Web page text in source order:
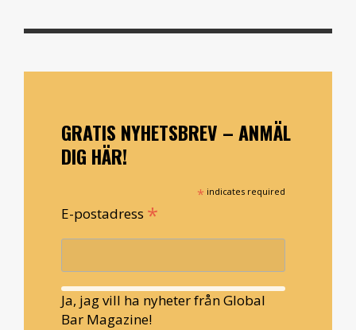
GRATIS NYHETSBREV – ANMÄL
DIG HÄR!
* indicates required
E-postadress *
Ja, jag vill ha nyheter från Global
Bar Magazine!